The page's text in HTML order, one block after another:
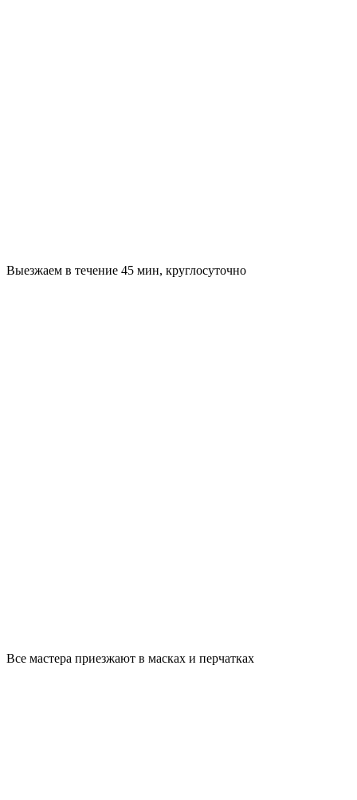
Выезжаем в течение 45 мин, круглосуточно
Все мастера приезжают в масках и перчатках